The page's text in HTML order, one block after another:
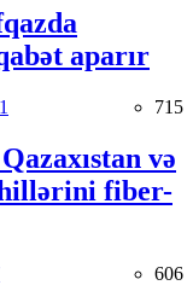
aparır
715
və
fiber-
606